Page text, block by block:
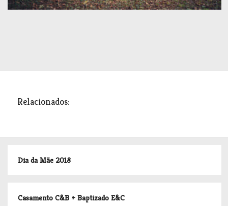
Relacionados:
Dia da Mãe 2018
Casamento C&B + Baptizado E&C